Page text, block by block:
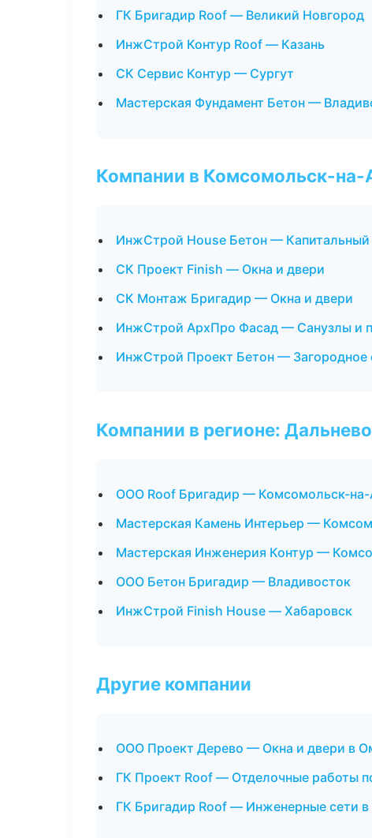
ГК Бригадир Roof — Великий Новгород
ИнжСтрой Контур Roof — Казань
СК Сервис Контур — Сургут
Мастерская Фундамент Бетон —
Компании в Комсомольск-
ИнжСтрой House Бетон — Капитальный
СК Проект Finish — Окна и двери
СК Монтаж Бригадир — Окна и двери
ИнжСтрой АрхПро Фасад — Санузлы и
ИнжСтрой Проект Бетон — Загородное
Компании в регионе:
ООО Roof Бригадир — Комсомольск-
Мастерская Камень Интерьер —
Мастерская Инженерия Контур —
ООО Бетон Бригадир — Владивосток
ИнжСтрой Finish House — Хабаровск
Другие компании
ООО Проект Дерево — Окна и двери в
ГК Проект Roof — Отделочные работы
ГК Бригадир Roof — Инженерные сети